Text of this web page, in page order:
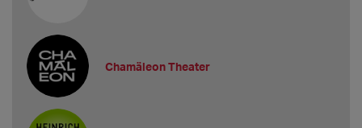
Chamäleon Theater